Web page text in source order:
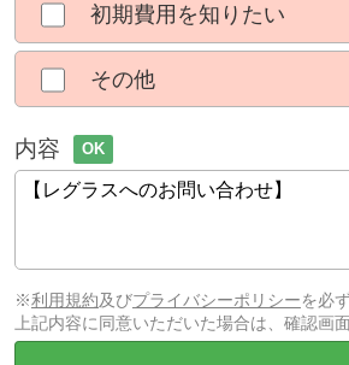
初期費用を知りたい
その他
内容 OK
※利用規約及びプライバシーポリシーを必
上記内容に同意いただいた場合は、確認画